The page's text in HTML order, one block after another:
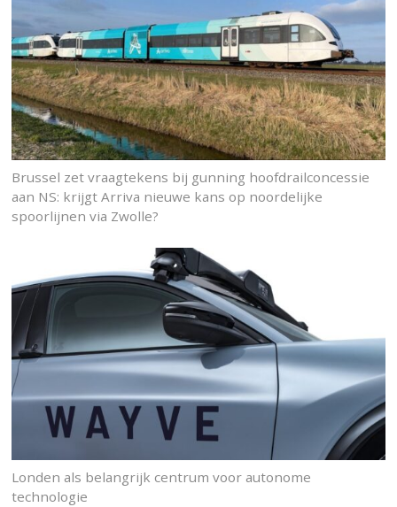
Brussel zet vraagtekens bij gunning hoofdrailconcessie
aan NS: krijgt Arriva nieuwe kans op noordelijke
spoorlijnen via Zwolle?
Londen als belangrijk centrum voor autonome
technologie